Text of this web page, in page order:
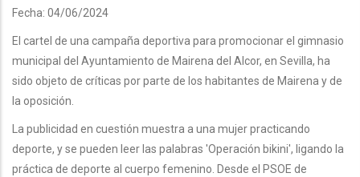
Fecha: 04/06/2024
El cartel de una campaña deportiva para promocionar el gimnasio
municipal del Ayuntamiento de Mairena del Alcor, en Sevilla, ha
sido objeto de críticas por parte de los habitantes de Mairena y de
la oposición.
La publicidad en cuestión muestra a una mujer practicando
deporte, y se pueden leer las palabras 'Operación bikini', ligando la
práctica de deporte al cuerpo femenino. Desde el PSOE de